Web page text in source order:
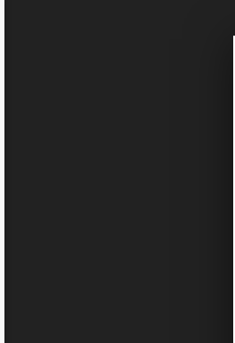
Sketchbook5, 스
Sketchbook5, 스